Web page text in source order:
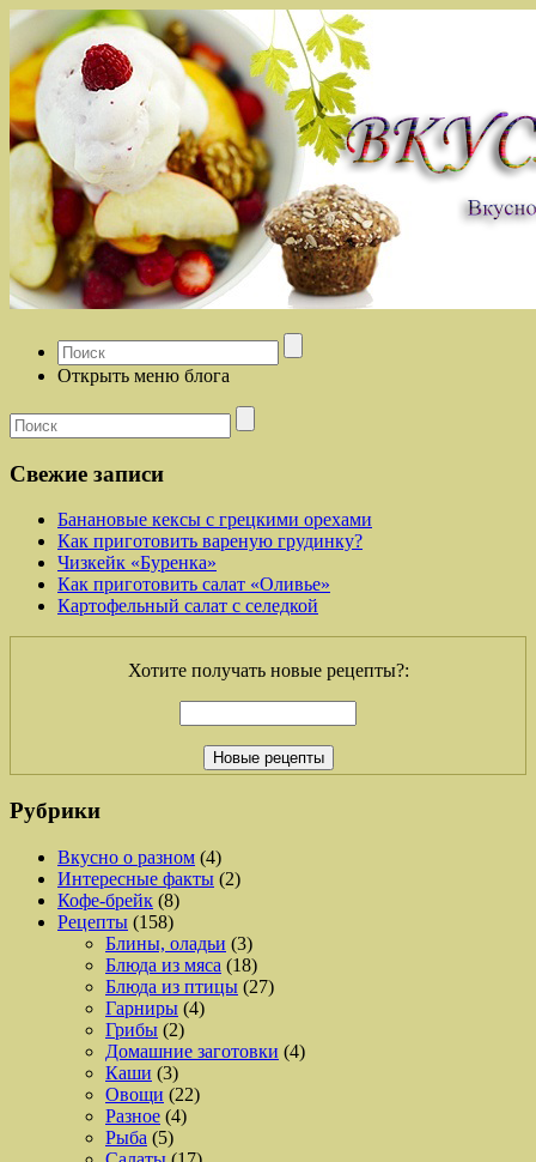
Открыть меню блога
Свежие записи
Банановые кексы с грецкими орехами
Как приготовить вареную грудинку?
Чизкейк «Буренка»
Как приготовить салат «Оливье»
Картофельный салат с селедкой
Хотите получать новые рецепты?:
Рубрики
Вкусно о разном (4)
Интересные факты (2)
Кофе-брейк (8)
Рецепты (158)
Блины, оладьи (3)
Блюда из мяса (18)
Блюда из птицы (27)
Гарниры (4)
Грибы (2)
Домашние заготовки (4)
Каши (3)
Овощи (22)
Разное (4)
Рыба (5)